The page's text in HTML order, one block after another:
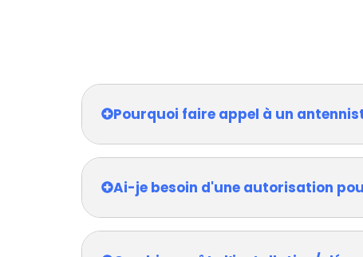
Pourquoi faire appel à un
Ai-je besoin d'une autorisation